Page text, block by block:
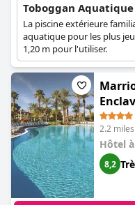
Toboggan Aquatique
La piscine extérieure
aquatique pour les plus
1,20 m pour l'utiliser.
2.2
Hôtel à
8,2